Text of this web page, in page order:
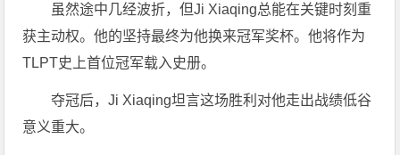
虽然途中几经波折，但Ji Xiaqing总能在关键时刻重
获主动权。他的坚持最终为他换来冠军奖杯。他将作为
TLPT史上首位冠军载入史册。
夺冠后，Ji Xiaqing坦言这场胜利对他走出战绩低谷
意义重大。